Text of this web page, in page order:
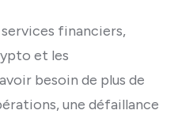
financiers,
et les
besoin de plus de
une défaillance